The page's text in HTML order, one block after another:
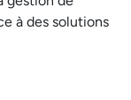
à des solutions